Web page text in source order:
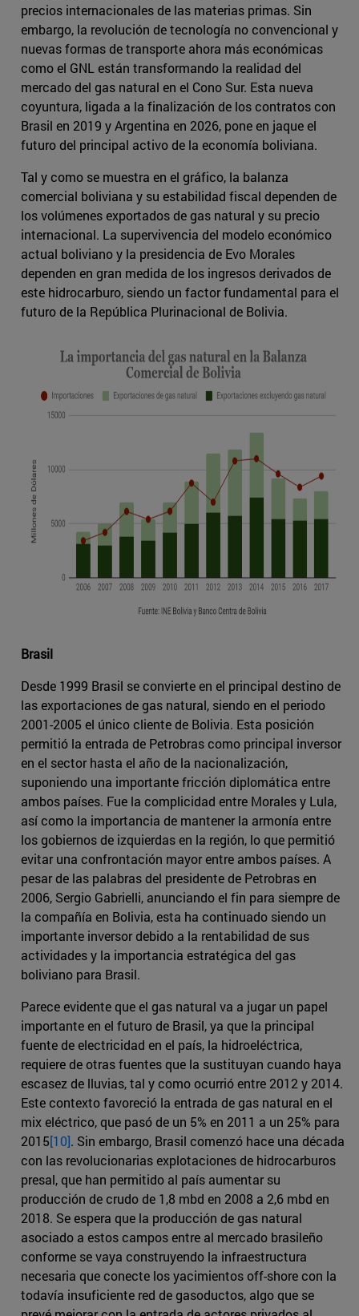
precios internacionales de las materias primas. Sin
embargo, la revolución de tecnología no convencional y
nuevas formas de transporte ahora más económicas
como el GNL están transformando la realidad del
mercado del gas natural en el Cono Sur. Esta nueva
coyuntura, ligada a la finalización de los contratos con
Brasil en 2019 y Argentina en 2026, pone en jaque el
futuro del principal activo de la economía boliviana.
Tal y como se muestra en el gráfico, la balanza
comercial boliviana y su estabilidad fiscal dependen de
los volúmenes exportados de gas natural y su precio
internacional. La supervivencia del modelo económico
actual boliviano y la presidencia de Evo Morales
dependen en gran medida de los ingresos derivados de
este hidrocarburo, siendo un factor fundamental para el
futuro de la República Plurinacional de Bolivia.
Brasil
Desde 1999 Brasil se convierte en el principal destino de
las exportaciones de gas natural, siendo en el periodo
2001-2005 el único cliente de Bolivia. Esta posición
permitió la entrada de Petrobras como principal inversor
en el sector hasta el año de la nacionalización,
suponiendo una importante fricción diplomática entre
ambos países. Fue la complicidad entre Morales y Lula,
así como la importancia de mantener la armonía entre
los gobiernos de izquierdas en la región, lo que permitió
evitar una confrontación mayor entre ambos países. A
pesar de las palabras del presidente de Petrobras en
2006, Sergio Gabrielli, anunciando el fin para siempre de
la compañía en Bolivia, esta ha continuado siendo un
importante inversor debido a la rentabilidad de sus
actividades y la importancia estratégica del gas
boliviano para Brasil.
Parece evidente que el gas natural va a jugar un papel
importante en el futuro de Brasil, ya que la principal
fuente de electricidad en el país, la hidroeléctrica,
requiere de otras fuentes que la sustituyan cuando haya
escasez de lluvias, tal y como ocurrió entre 2012 y 2014.
Este contexto favoreció la entrada de gas natural en el
mix eléctrico, que pasó de un 5% en 2011 a un 25% para
2015[10]. Sin embargo, Brasil comenzó hace una década
con las revolucionarias explotaciones de hidrocarburos
presal, que han permitido al país aumentar su
producción de crudo de 1,8 mbd en 2008 a 2,6 mbd en
2018. Se espera que la producción de gas natural
asociado a estos campos entre al mercado brasileño
conforme se vaya construyendo la infraestructura
necesaria que conecte los yacimientos off-shore con la
todavía insuficiente red de gasoductos, algo que se